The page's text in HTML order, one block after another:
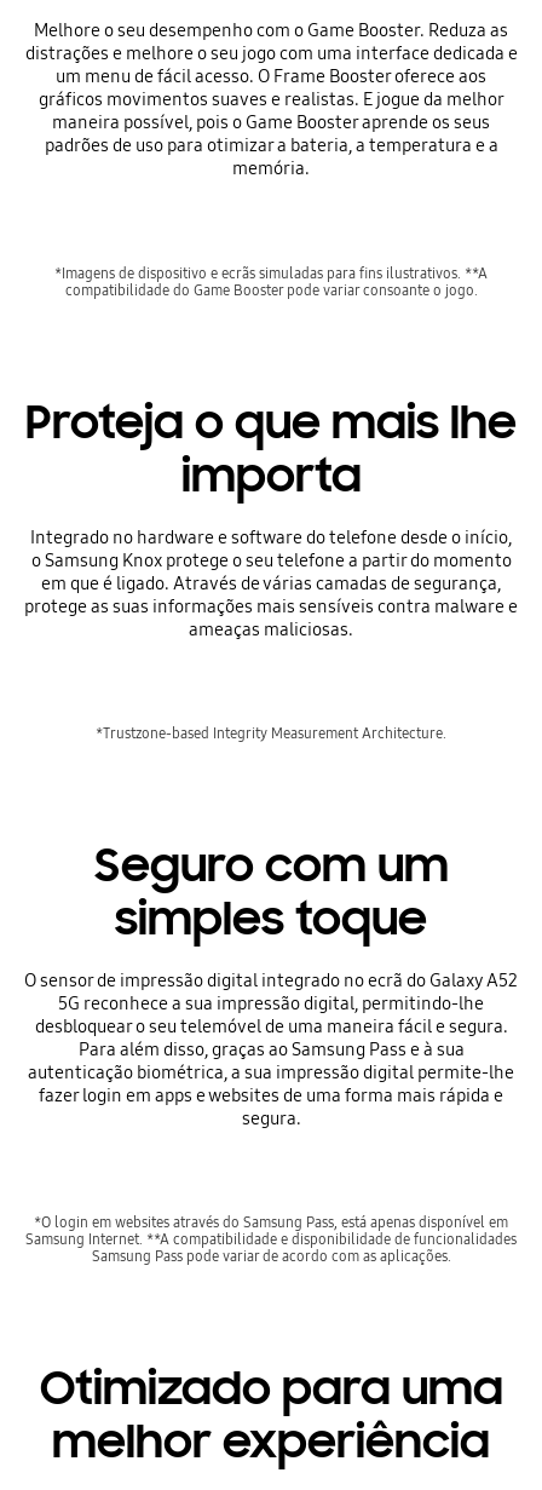
Melhore o seu desempenho com o Game Booster. Reduza as
distrações e melhore o seu jogo com uma interface dedicada e
um menu de fácil acesso. O Frame Booster oferece aos
gráficos movimentos suaves e realistas. E jogue da melhor
maneira possível, pois o Game Booster aprende os seus
padrões de uso para otimizar a bateria, a temperatura e a
memória.
*Imagens de dispositivo e ecrãs simuladas para fins ilustrativos. **A
compatibilidade do Game Booster pode variar consoante o jogo.
Proteja o que mais lhe
importa
Integrado no hardware e software do telefone desde o início,
o Samsung Knox protege o seu telefone a partir do momento
em que é ligado. Através de várias camadas de segurança,
protege as suas informações mais sensíveis contra malware e
ameaças maliciosas.
*Trustzone-based Integrity Measurement Architecture.
Seguro com um
simples toque
O sensor de impressão digital integrado no ecrã do Galaxy A52
5G reconhece a sua impressão digital, permitindo-lhe
desbloquear o seu telemóvel de uma maneira fácil e segura.
Para além disso, graças ao Samsung Pass e à sua
autenticação biométrica, a sua impressão digital permite-lhe
fazer login em apps e websites de uma forma mais rápida e
segura.
*O login em websites através do Samsung Pass, está apenas disponível em
Samsung Internet. **A compatibilidade e disponibilidade de funcionalidades
Samsung Pass pode variar de acordo com as aplicações.
Otimizado para uma
melhor experiência